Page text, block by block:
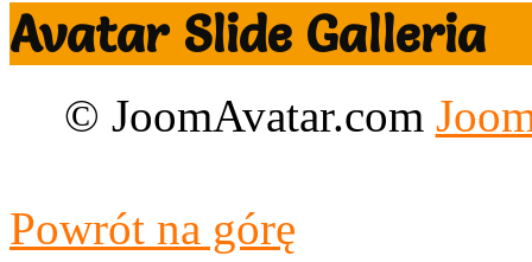
Avatar Slide Galleria
© JoomAvatar.com
Powrót na górę